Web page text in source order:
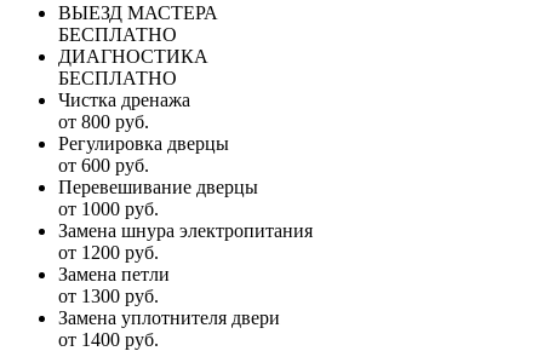
ВЫЕЗД МАСТЕРА
БЕСПЛАТНО
ДИАГНОСТИКА
БЕСПЛАТНО
Чистка дренажа
от 800 руб.
Регулировка дверцы
от 600 руб.
Перевешивание дверцы
от 1000 руб.
Замена шнура электропитания
от 1200 руб.
Замена петли
от 1300 руб.
Замена уплотнителя двери
от 1400 руб.